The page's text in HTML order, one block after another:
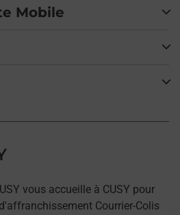
Mobile
vous accueille à CUSY pour
Courrier-Colis